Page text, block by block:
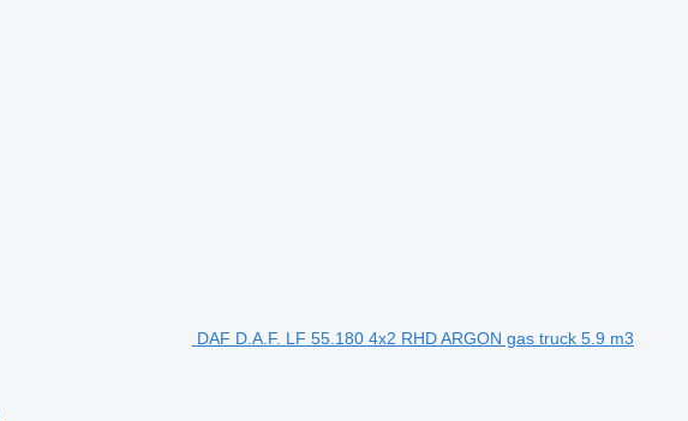
DAF D.A.F. LF 55.180 4x2 RHD ARGON gas truck 5.9 m3